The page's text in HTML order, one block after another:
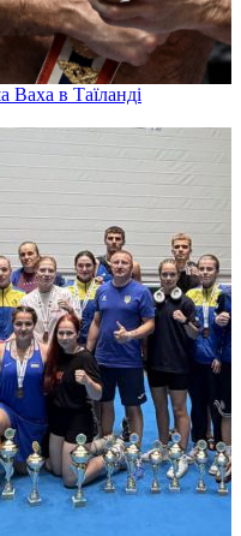
в Таїланді